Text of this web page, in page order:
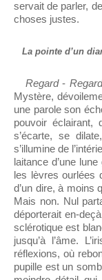
servait de parler,
choses justes.
La pointe d’un
Regard- Regard
Mystère,
une parole son
pouvoir éclairant,
s’écarte, se
s’illumine de
laitance d’une
les lèvres ourlées
d’un dire, à moins
Mais non. Nul
déporterait en-
sclérotique est
jusqu’à l’âme.
réflexions, où
pupille est un